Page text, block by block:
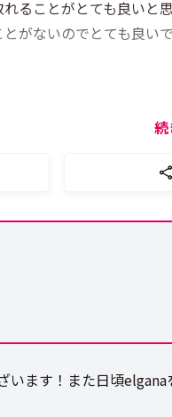
ることがとても良いと思
がないのでとても良いで
続
ます！また日頃